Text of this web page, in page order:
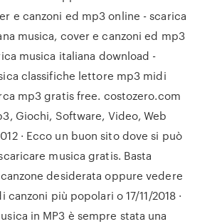
e canzoni ed mp3 online - scarica
musica, cover e canzoni ed mp3
musica italiana download -
classifiche lettore mp3 midi
mp3 gratis free. costozero.com
Giochi, Software, Video, Web
· Ecco un buon sito dove si può
musica gratis. Basta
desiderata oppure vedere
più popolari o 17/11/2018 ·
in MP3 è sempre stata una